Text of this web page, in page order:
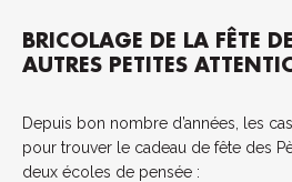
BRICOLAGE DE LA FÊTE
AUTRES PETITES
Depuis bon nombre d’années, les
pour trouver le cadeau de fête des
deux écoles de pensée :